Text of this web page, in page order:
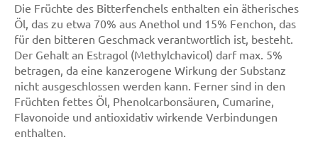
Die Früchte des Bitterfenchels enthalten ein ätherisches
Öl, das zu etwa 70% aus Anethol und 15% Fenchon, das
für den bitteren Geschmack verantwortlich ist, besteht.
Der Gehalt an Estragol (Methylchavicol) darf max. 5%
betragen, da eine kanzerogene Wirkung der Substanz
nicht ausgeschlossen werden kann. Ferner sind in den
Früchten fettes Öl, Phenolcarbonsäuren, Cumarine,
Flavonoide und antioxidativ wirkende Verbindungen
enthalten.